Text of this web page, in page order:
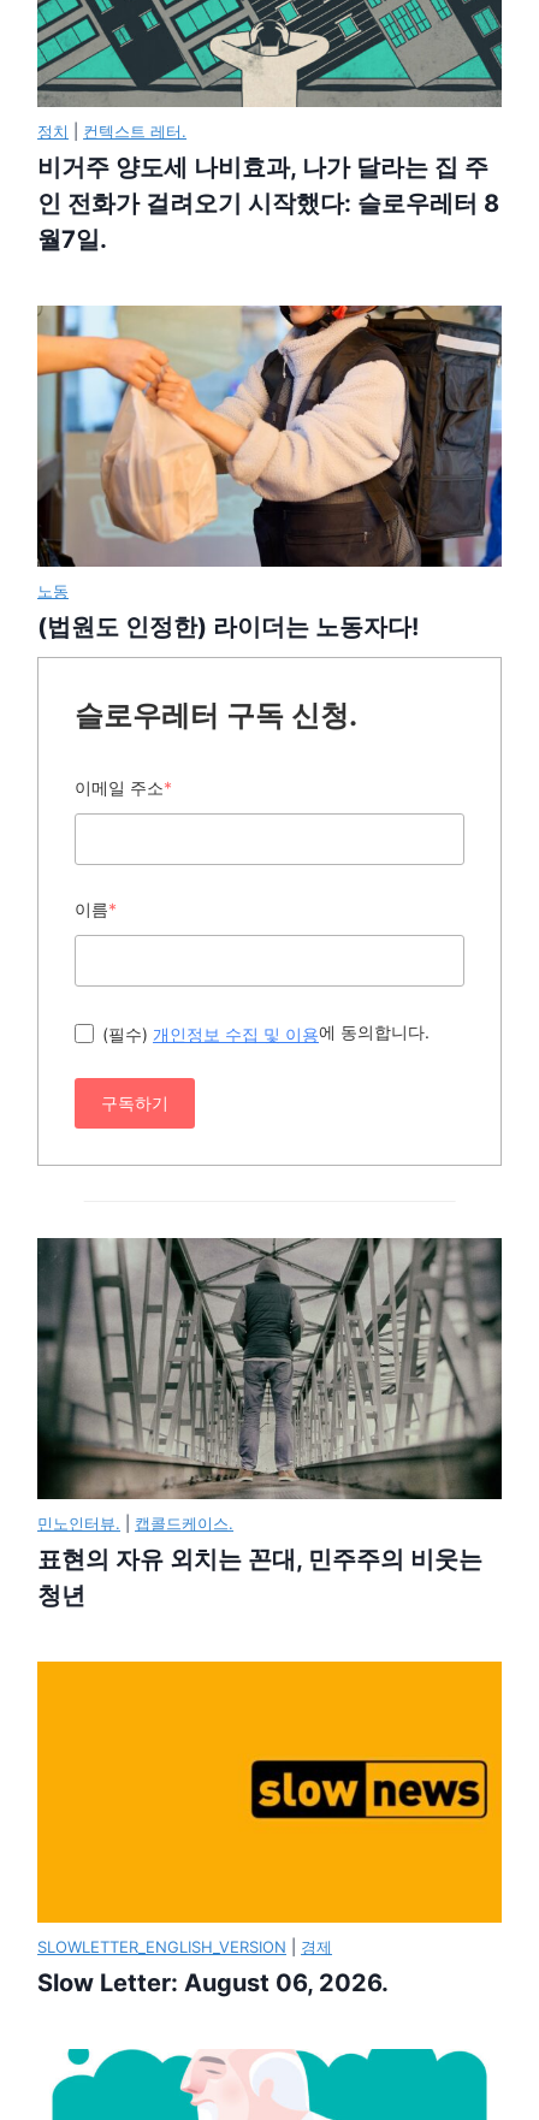
정치 컨텍스트 레터.
비거주 양도세 나비효과, 나가 달라는 집 주
인 전화가 걸려오기 시작했다: 슬로우레터 8
월7일.
노동
(법원도 인정한) 라이더는 노동자다!
슬로우레터 구독 신청.
이메일 주소*
이름*
(필수) 개인정보 수집 및 이용에 동의합니다.
구독하기
민노인터뷰. 캡콜드케이스.
표현의 자유 외치는 꼰대, 민주주의 비웃는
청년
SLOWLETTER_ENGLISH_VERSION 경제
Slow Letter: August 06, 2026.